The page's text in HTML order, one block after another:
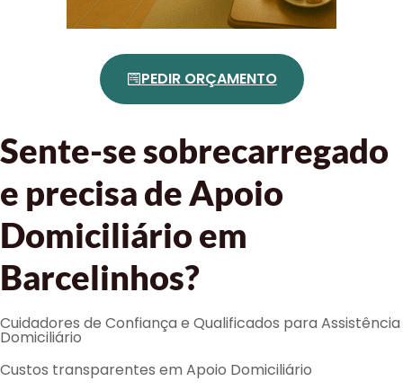
PEDIR ORÇAMENTO
Sente-se sobrecarregado
e precisa de Apoio
Domiciliário em
Barcelinhos?
Cuidadores de Confiança e Qualificados para Assistência
Domiciliário
Custos transparentes em Apoio Domiciliário